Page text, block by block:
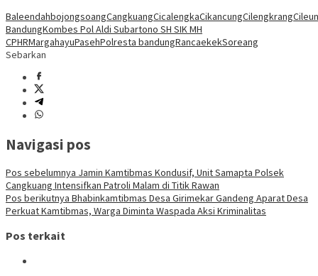
BaleendahbojongsoangCangkuangCicalengkaCikancungCilengkrang
BandungKombes Pol Aldi Subartono SH SIK MH
CPHRMargahayuPasehPolresta bandungRancaekekSoreang
Sebarkan
Navigasi pos
Pos sebelumnya Jamin Kamtibmas Kondusif, Unit Samapta Polsek
Cangkuang Intensifkan Patroli Malam di Titik Rawan
Pos berikutnya Bhabinkamtibmas Desa Girimekar Gandeng Aparat Desa
Perkuat Kamtibmas, Warga Diminta Waspada Aksi Kriminalitas
Pos terkait